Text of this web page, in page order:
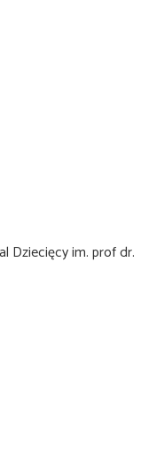
Dziecięcy im. prof dr.